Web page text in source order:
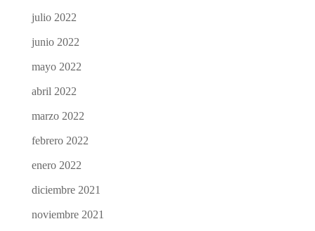
julio 2022
junio 2022
mayo 2022
abril 2022
marzo 2022
febrero 2022
enero 2022
diciembre 2021
noviembre 2021